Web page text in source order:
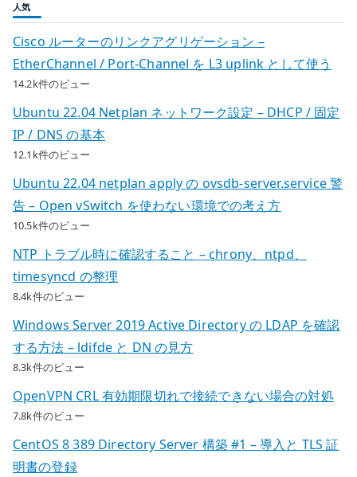
人気
Cisco ルーターのリンクアグリゲーション –
EtherChannel / Port-Channel を L3 uplink として使う
14.2k件のビュー
Ubuntu 22.04 Netplan ネットワーク設定 – DHCP / 固定
IP / DNS の基本
12.1k件のビュー
Ubuntu 22.04 netplan apply の ovsdb-server.service 警
告 – Open vSwitch を使わない環境での考え方
10.5k件のビュー
NTP トラブル時に確認すること – chrony、ntpd、
timesyncd の整理
8.4k件のビュー
Windows Server 2019 Active Directory の LDAP を確認
する方法 – ldifde と DN の見方
8.3k件のビュー
OpenVPN CRL 有効期限切れで接続できない場合の対処
7.8k件のビュー
CentOS 8 389 Directory Server 構築 #1 – 導入と TLS 証
明書の登録